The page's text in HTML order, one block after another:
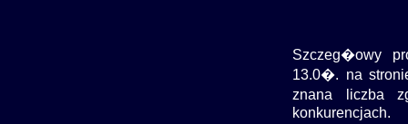
Szczeg�owy
13.0�. na
znana liczba
konkurencjach.